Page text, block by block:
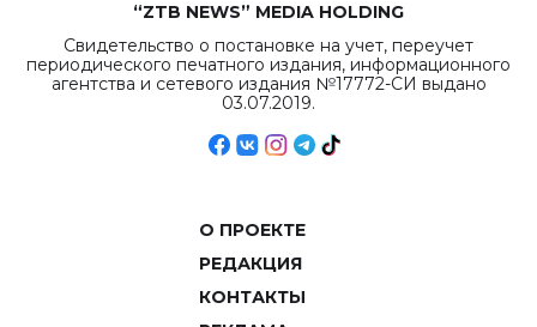
“ZTB NEWS” MEDIA HOLDING
Свидетельство о постановке на учет, переучет
периодического печатного издания, информационного
агентства и сетевого издания №17772-СИ выдано
03.07.2019.
О ПРОЕКТЕ
РЕДАКЦИЯ
КОНТАКТЫ